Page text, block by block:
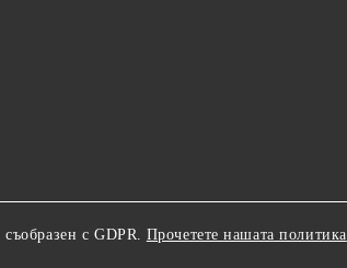
с GDPR. Прочетете нашата политика